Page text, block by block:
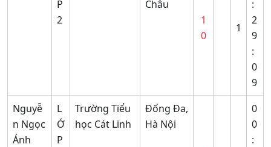
P
2
Châu
1
0
1
:
2
9
:
0
9
Nguyễ
n Ngọc
Ánh
L
Ớ
P
Trường Tiểu
học Cát Linh
Đống Đa,
Hà Nội
0
0
: